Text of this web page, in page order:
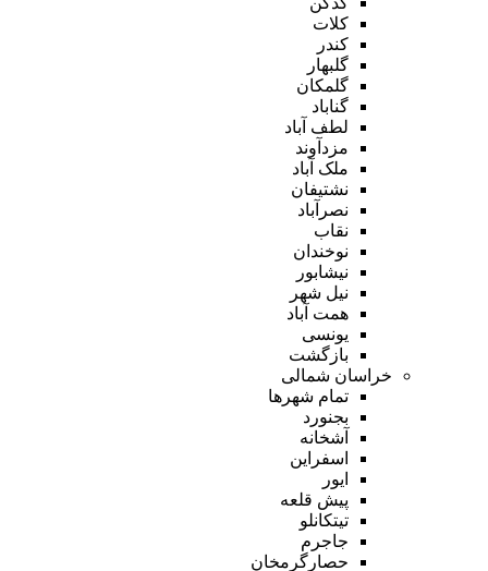
کلات
کندر
گلبهار
گلمکان
گناباد
لطف آباد
مزدآوند
ملک آباد
نشتیفان
نصرآباد
نقاب
نوخندان
نیشابور
نیل شهر
همت آباد
یونسی
بازگشت
خراسان شمالی
تمام شهر‌ها
بجنورد
آشخانه
اسفراین
ایور
پیش قلعه
تیتکانلو
جاجرم
حصارگرمخان